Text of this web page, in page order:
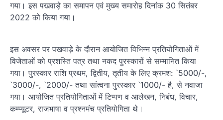
गया। इस पखवाड़े का समापन एवं मुख्य समारोह दिनांक 30 सितंबर
2022 को किया गया।
इस अवसर पर पखवाड़े के दौरान आयोजित विभिन्न प्रतियोगिताओं में
विजेताओं को प्रशस्ति पत्र तथा नकद पुरस्कारों से सम्मानित किया
गया। पुरस्कार राशि प्रथम, द्वितीय, तृतीय के लिए क्रमश: `5000/-,
`3000/-, `2000/- तथा सांत्वना पुरस्कार `1000/- है, से नवाजा
गया। आयोजित प्रतियोगिताओं में टिप्पण व आलेखन, निबंध, विचार,
कम्प्यूटर, राजभाषा व प्रश्नमंच प्रतियोगिता थे।